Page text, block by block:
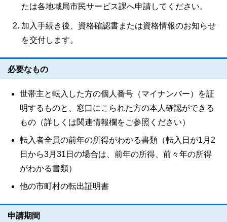
たは各地域局市民サービス課へ申請してください。
加入手続き後、資格確認書または資格情報のお知らせ
を交付します。
必要なもの
世帯主と転入した方の個人番号（マイナンバー）を証
明するものと、窓口にこられた方の本人確認ができる
もの（詳しくは関連情報欄をご参照ください）
転入者全員の前年の所得がわかる書類（転入日が1月2
日から3月31日の場合は、前年の所得、前々年の所得
がわかる書類）
他の市町村の転出証明書
申請期間